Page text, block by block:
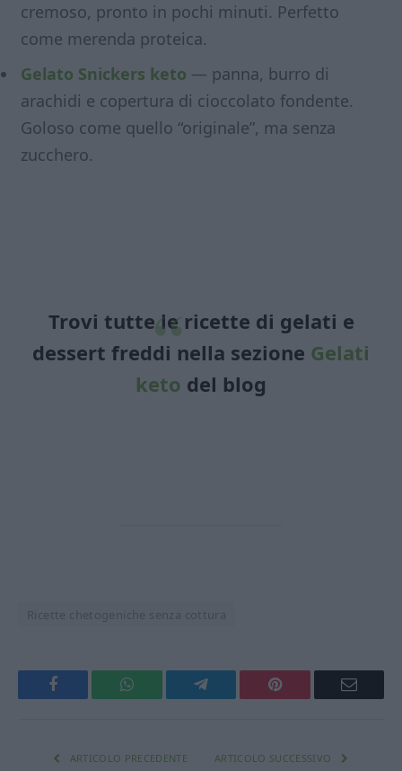
cremoso, pronto in pochi minuti. Perfetto
come merenda proteica.
Gelato Snickers keto — panna, burro di
arachidi e copertura di cioccolato fondente.
Goloso come quello “originale”, ma senza
zucchero.
Trovi tutte le ricette di gelati e
dessert freddi nella sezione Gelati
keto del blog
Ricette chetogeniche senza cottura
Facebook WhatsApp Telegram Pinterest Email
ARTICOLO PRECEDENTE ARTICOLO SUCCESSIVO